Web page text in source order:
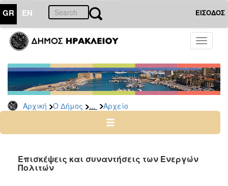
GR EN ΕΙΣΟΔΟΣ
Toggle
Αρχική Ο Δήμος ... Αρχείο
ΔΗΜΟΣ
Δημοτικές
Παρατάξεις
Αρχείο
Επισκέψεις και συναντήσεις των Ενεργών
Πολιτών